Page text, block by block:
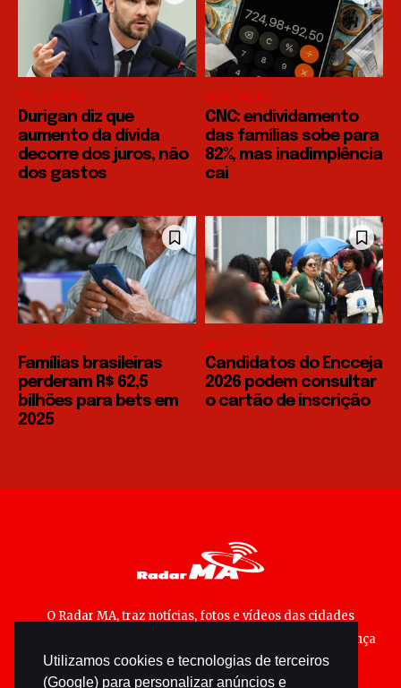
Utilizamos cookies e tecnologias de terceiros
(Google) para personalizar anúncios e
EDUCAÇÃO
Durigan diz que
aumento da dívida
decorre dos juros, não
dos gastos
EDUCAÇÃO
CNC: endividamento
das famílias sobe para
82%, mas inadimplência
cai
EDUCAÇÃO
Famílias brasileiras
perderam R$ 62,5
bilhões para bets em
2025
EDUCAÇÃO
Candidatos do Encceja
2026 podem consultar
o cartão de inscrição
O Radar MA, traz notícias, fotos e vídeos das cidades
maranhenses; matérias especiais sobre política, segurança
pública e cultura popular.